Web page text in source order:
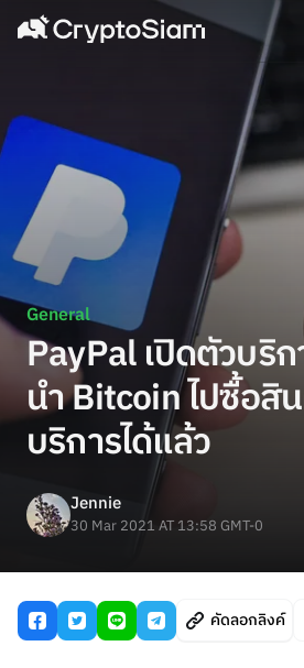
General
PayPal เปิดตัวบริ
นำ Bitcoin ไปซื้อสิ
บริการได้แล้ว
Jennie
30 Mar 2021 AT 13:58 GMT-0
คัดลอกลิงค์